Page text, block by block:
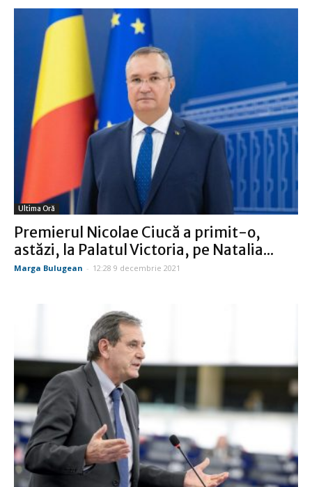
Ultima Oră
Premierul Nicolae Ciucă a primit-o,
astăzi, la Palatul Victoria, pe Natalia...
Marga Bulugean - 12:28 9 decembrie 2021